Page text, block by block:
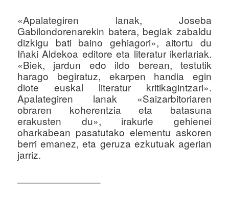
«Apalategiren lanak, Joseba
Gabilondorenarekin batera, begiak zabaldu
dizkigu bati baino gehiagori», aitortu du
Iñaki Aldekoa editore eta literatur ikerlariak.
«Biek, jardun edo ildo berean, testutik
harago begiratuz, ekarpen handia egin
diote euskal literatur kritikagintzari».
Apalategiren lanak «Saizarbitoriaren
obraren koherentzia eta batasuna
erakusten du», irakurle gehienei
oharkabean pasatutako elementu askoren
berri emanez, eta geruza ezkutuak agerian
jarriz.
————————–